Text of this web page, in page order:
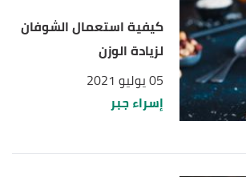
كيفية استعمال الشوفان
لزيادة الوزن
05 يوليو 2021
إسراء جبر